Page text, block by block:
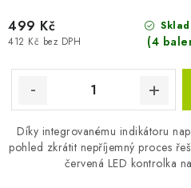
(4
412 Kč bez DPH
499 Kč
Díky integrovanému indikátoru
pohled zkrátit nepříjemný proces
červená LED kontrolka